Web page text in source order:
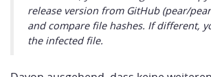
release version from GitHub (pear/
and compare file hashes. If different,
the infected file.